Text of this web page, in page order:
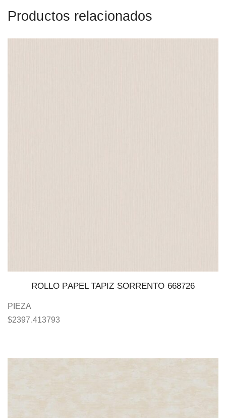
Productos relacionados
ROLLO PAPEL TAPIZ SORRENTO 668726
PIEZA
$2397.413793